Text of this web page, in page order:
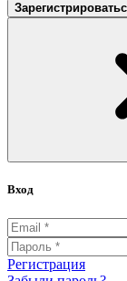
Вход
Регистрация